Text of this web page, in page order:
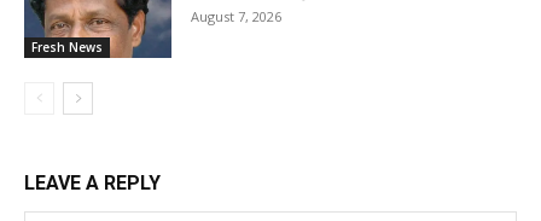
Fresh News
August 7, 2026
LEAVE A REPLY